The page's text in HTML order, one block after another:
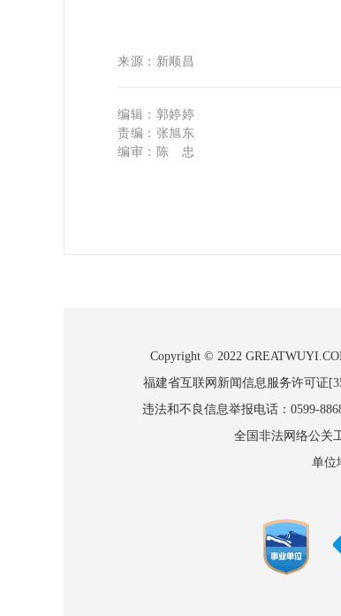
来源：新顺昌
编辑：郭婷婷
责编：张旭东
编审：陈 忠
Copyright © 2022
福建省互联网新闻信息服务许可证
违法和不良信息举报电话：0599-
全国非法网络公关
单位